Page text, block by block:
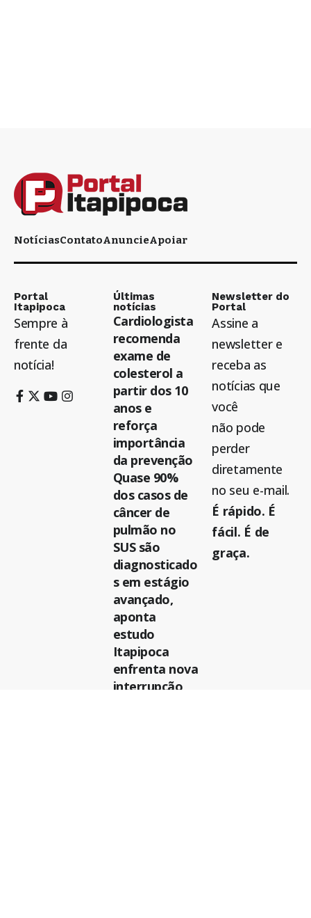
NotíciasContatoAnuncieApoiar
Portal
Itapipoca
Sempre à
frente da
notícia!
Últimas
notícias
Cardiologista
recomenda
exame de
colesterol a
partir dos 10
anos e
reforça
importância
da prevenção
Quase 90%
dos casos de
câncer de
pulmão no
SUS são
diagnosticado
s em estágio
avançado,
aponta
estudo
Itapipoca
enfrenta nova
interrupção
Newsletter do
Portal
Assine a
newsletter e
receba as
notícias que
você
não pode
perder
diretamente
no seu e-mail.
É rápido. É
fácil. É de
graça.